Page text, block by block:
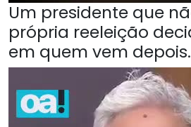
Um presidente que
própria reeleição
em quem vem depois.